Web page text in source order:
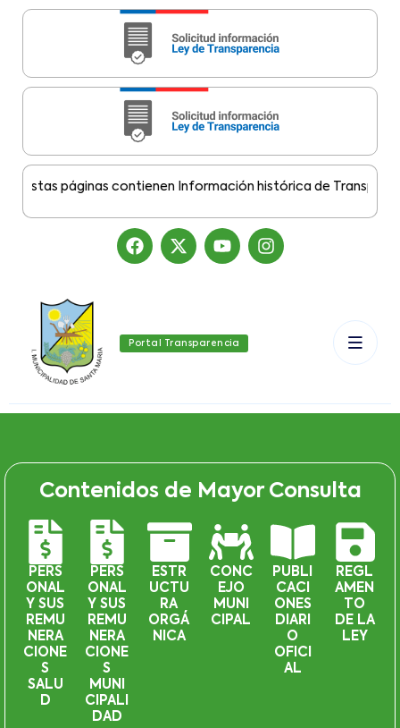
páginas contienen Información histórica de Transparencia
Portal Transparencia
Contenidos de Mayor Consulta
PERS
ONAL
Y SUS
REMU
NERA
CIONE
S
SALU
D
PERS
ONAL
Y SUS
REMU
NERA
CIONE
S
MUNI
CIPALI
DAD
ESTR
UCTU
RA
ORGÁ
NICA
CONC
EJO
MUNI
CIPAL
PUBLI
CACI
ONES
DIARI
O
OFICI
AL
REGL
AMEN
TO
DE LA
LEY